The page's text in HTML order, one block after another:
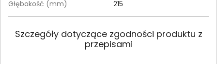
Głębokość (mm) 215
Szczegóły dotyczące zgodności produktu z
przepisami